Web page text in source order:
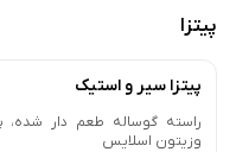
پیتزا
پیتزا سیر و استیک
راسته گوساله طعم دار شده،
وزیتون اسلایس